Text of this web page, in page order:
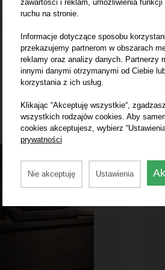
Zobacz
zawartości i reklam, umożliwienia
ruchu na stronie.
Informacje dotyczące sposobu
przekazujemy partnerom w obszarach
reklamy oraz analizy danych. Partnerzy
innymi danymi otrzymanymi od Ciebie
korzystania z ich usług.
Klikając “Akceptuję wszystkie“,
wszystkich rodzajów cookies. Aby
cookies akceptujesz, wybierz
prywatności
Nie akceptuję Ustawienia